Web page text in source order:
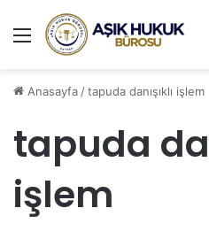
Menü
Anasayfa/tapuda danışıklı işlem
tapuda
işlem